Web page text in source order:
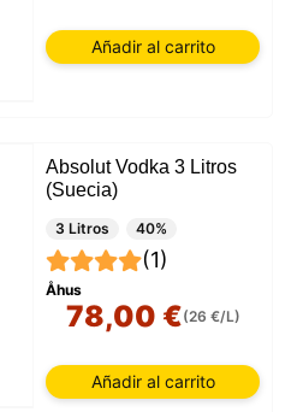
Añadir al carrito
Absolut Vodka 3 Litros
(Suecia)
3 Litros 40%
(1)
Åhus
78,00 €(26 €/L)
Añadir al carrito